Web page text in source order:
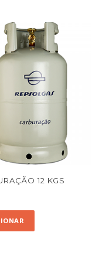
12 KGS